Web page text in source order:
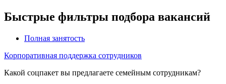
Быстрые фильтры подбора вакансий
Полная занятость
Корпоративная поддержка сотрудников
Какой соцпакет вы предлагаете семейным сотрудникам?